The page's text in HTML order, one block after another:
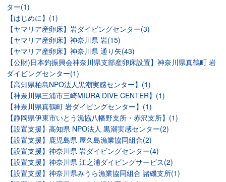
ター(1)
【はじめに】(1)
【ヤマリア産卵床】岩ダイビングセンター(3)
【ヤマリア産卵床】神奈川県 岩(15)
【ヤマリア産卵床】神奈川県 通り矢(43)
【公財)日本釣振興会神奈川県支部産卵床設置】神奈川県真鶴町 岩
ダイビングセンター(1)
【高知県柏島NPO法人黒潮実感センター】(1)
【神奈川県三浦市三崎MIURA DIVE CENTER】(1)
【神奈川県真鶴町 岩ダイビングセンター】(1)
【静岡県伊東市いとう漁協八幡野支所・赤沢支所】(1)
【設置支援】高知県 NPO法人 黒潮実感センター(2)
【設置支援】鹿児島県 屋久島漁業協同組合(2)
【設置支援】神奈川県 岩ダイビングセンター(4)
【設置支援】神奈川県 江之浦ダイビングサービス(2)
【設置支援】神奈川県みうら漁業協同組合 諸磯支所(1)